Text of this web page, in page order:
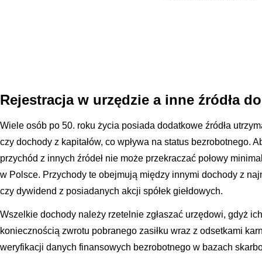
Rejestracja w urzędzie a inne źródła
Wiele osób po 50. roku życia posiada dodatkowe źródła
czy dochody z kapitałów, co wpływa na status bezrobotnego.
przychód z innych źródeł nie może przekraczać połowy
w Polsce. Przychody te obejmują między innymi dochody z
czy dywidend z posiadanych akcji spółek giełdowych.
Wszelkie dochody należy rzetelnie zgłaszać urzędowi, gdyż
koniecznością zwrotu pobranego zasiłku wraz z odsetkami
weryfikacji danych finansowych bezrobotnego w bazach